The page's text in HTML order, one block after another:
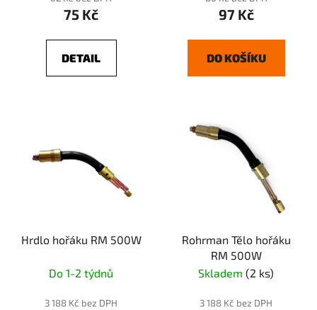
75 Kč
DETAIL
97 Kč
DO KOŠÍKU
Hrdlo hořáku RM 500W
Do 1-2 týdnů
3 188 Kč bez DPH
Rohrman Tělo hořáku
RM 500W
Skladem (2 ks)
3 188 Kč bez DPH